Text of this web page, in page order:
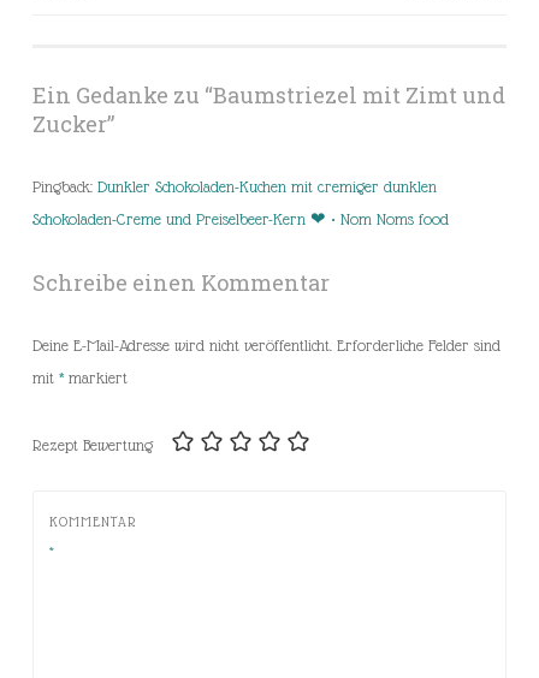
Ein Gedanke zu “Baumstriezel mit Zimt und
Zucker”
Pingback: Dunkler Schokoladen-Kuchen mit cremiger dunklen
Schokoladen-Creme und Preiselbeer-Kern ❤ • Nom Noms food
Schreibe einen Kommentar
Deine E-Mail-Adresse wird nicht veröffentlicht. Erforderliche Felder sind
mit *markiert
Rezept Bewertung
KOMMENTAR
*